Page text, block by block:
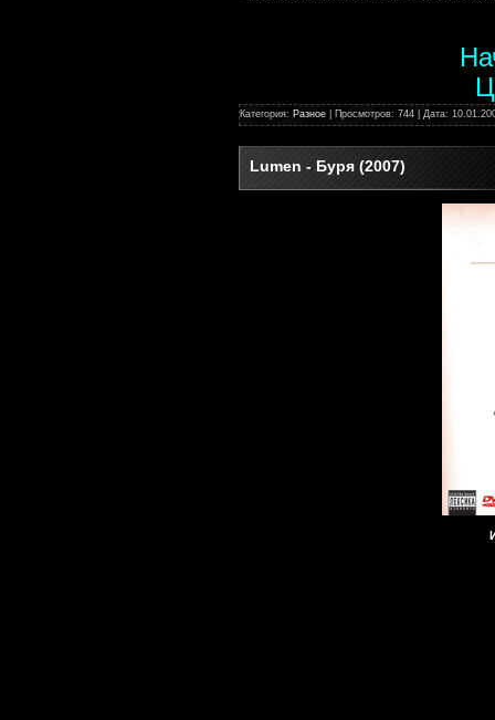
Категория: Разное | Просмотров: 744 | Дата:
Lumen - Буря (2007)